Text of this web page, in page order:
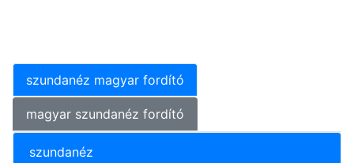
szundanéz magyar fordító
magyar szundanéz fordító
szundanéz